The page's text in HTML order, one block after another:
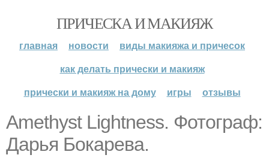
ПРИЧЕСКА И МАКИЯЖ
главная новости
виды макияжа и причесок
как делать прически и макияж
прически и макияж на дому
игры отзывы
Amethyst Lightness. Фотограф:
Дарья Бокарева.